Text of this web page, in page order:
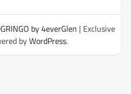
by 4everGlen | Exclusive
byWordPress.